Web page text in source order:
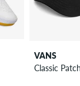
VANS
Classic